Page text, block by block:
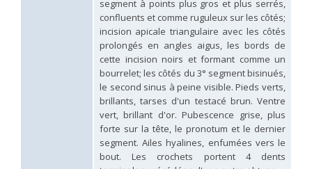
Arens, 2011
Linsenmaier, 1959
Linsenmaier, 1951
Linsenmaier, 1987
Mercet, 1915
Buysson, 1888
Hedychridium moricei davydoviSemenov, 1967
Lefeber, 1986
Balthasar, 1953
Balthasar, 1946
Balthasar, 1953
Linsenmaier, 1968
segment à points plus gros et plus serrés,
confluents et comme ruguleux sur les côtés;
incision apicale triangulaire avec les côtés
prolongés en angles aigus, les bords de
cette incision noirs et formant comme un
bourrelet; les côtés du 3° segment bisinués,
le second sinus à peine visible. Pieds verts,
brillants, tarses d'un testacé brun. Ventre
vert, brillant d'or. Pubescence grise, plus
forte sur la tête, le pronotum et le dernier
segment. Ailes hyalines, enfumées vers le
bout. Les crochets portent 4 dents